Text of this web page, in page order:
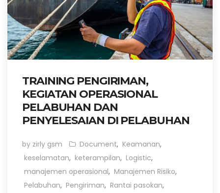
TRAINING PENGIRIMAN,
KEGIATAN OPERASIONAL
PELABUHAN DAN
PENYELESAIAN DI PELABUHAN
by zirly gsm Document, Keamanan,
keselamatan, keterampilan, Logistic,
manajemen operasional, Manajemen Risiko,
Pelabuhan, Pengiriman, Rantai pasokan,